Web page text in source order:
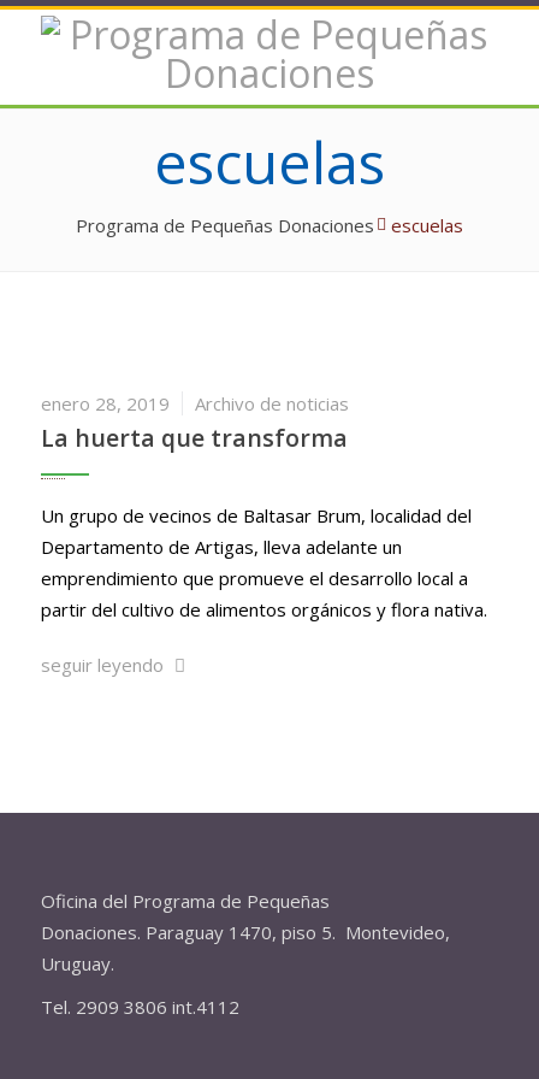
escuelas
Programa de Pequeñas Donaciones escuelas
enero 28, 2019 Archivo de noticias
La huerta que transforma
Un grupo de vecinos de Baltasar Brum, localidad del
Departamento de Artigas, lleva adelante un
emprendimiento que promueve el desarrollo local a
partir del cultivo de alimentos orgánicos y flora nativa.
seguir leyendo
Oficina del Programa de Pequeñas
Donaciones. Paraguay 1470, piso 5. Montevideo,
Uruguay.
Tel. 2909 3806 int.4112